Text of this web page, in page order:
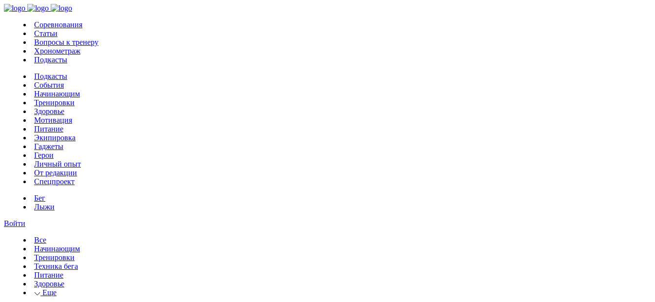
Соревнования
Статьи
Вопросы к тренеру
Хронометраж
Подкасты
Подкасты
События
Начинающим
Тренировки
Здоровье
Мотивация
Питание
Экипировка
Гаджеты
Герои
Личный опыт
От редакции
Спецпроект
Бег
Лыжи
Войти
Все
Начинающим
Тренировки
Техника бега
Питание
Здоровье
Еще